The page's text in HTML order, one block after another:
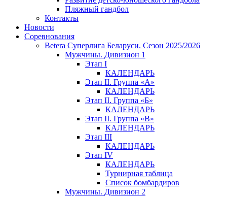
Пляжный гандбол
Контакты
Новости
Соревнования
Betera Суперлига Беларуси. Сезон 2025/2026
Мужчины. Дивизион 1
Этап I
КАЛЕНДАРЬ
Этап II. Группа «А»
КАЛЕНДАРЬ
Этап II. Группа «Б»
КАЛЕНДАРЬ
Этап II. Группа «В»
КАЛЕНДАРЬ
Этап III
КАЛЕНДАРЬ
Этап IV
КАЛЕНДАРЬ
Турнирная таблица
Список бомбардиров
Мужчины. Дивизион 2